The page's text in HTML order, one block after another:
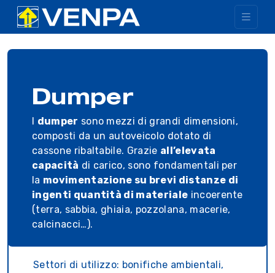
Dumper
I dumper sono mezzi di grandi dimensioni,
composti da un autoveicolo dotato di
cassone ribaltabile. Grazie all’elevata
capacità di carico, sono fondamentali per
la movimentazione su brevi distanze di
ingenti quantità di materiale incoerente
(terra, sabbia, ghiaia, pozzolana, macerie,
calcinacci…).
Settori di utilizzo: bonifiche ambientali,